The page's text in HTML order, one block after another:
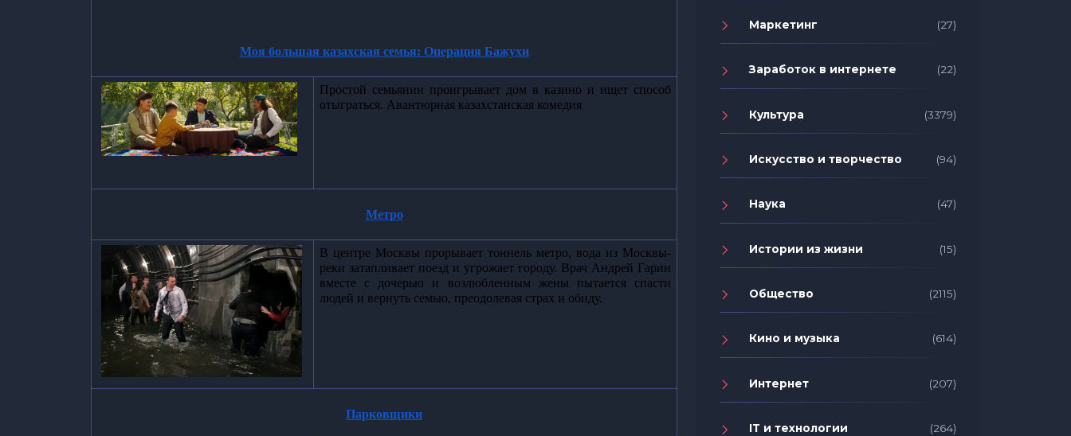
Моя большая казахская семья: Операция Бажухи
Простой семьянин проигрывает дом в казино и ищет способ
отыграться. Авантюрная казахстанская комедия
Метро
В центре Москвы прорывает тоннель метро, вода из Москвы-
реки затапливает поезд и угрожает городу. Врач Андрей Гарин
вместе с дочерью и возлюбленным жены пытается спасти
людей и вернуть семью, преодолевая страх и обиду.
Парковщики
Маркетинг (27)
Заработок в интернете (22)
Культура (3379)
Искусство и творчество (94)
Наука (47)
Истории из жизни (15)
Общество (2115)
Кино и музыка (614)
Интернет (207)
IT и технологии (264)